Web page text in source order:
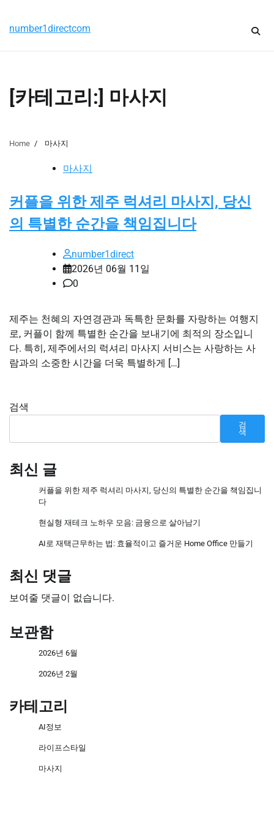
content
number1directcom
[카테고리:] 마사지
Home 마사지
마사지
커플을 위한 제주 럭셔리 마사지, 당신
의 특별한 순간을 책임집니다
number1direct
2026년 06월 11일
0
제주는 천혜의 자연경관과 독특한 문화를 자랑하는 여행지
로, 커플이 함께 특별한 순간을 보내기에 최적의 장소입니
다. 특히, 제주에서의 럭셔리 마사지 서비스는 사랑하는 사
람과의 소중한 시간을 더욱 특별하게 […]
검색
검
색
최신 글
커플을 위한 제주 럭셔리 마사지, 당신의 특별한 순간을 책임집니
다
현실형 재테크 노하우 모음: 금융으로 살아남기
AI로 재택근무하는 법: 효율적이고 즐거운 Home Office 만들기
최신 댓글
보여줄 댓글이 없습니다.
보관함
2026년 6월
2026년 2월
카테고리
AI정보
라이프스타일
마사지